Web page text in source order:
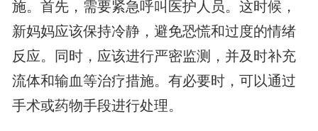
施。首先，需要紧急呼叫医护人员。这时候，
新妈妈应该保持冷静，避免恐慌和过度的情绪
反应。同时，应该进行严密监测，并及时补充
流体和输血等治疗措施。有必要时，可以通过
手术或药物手段进行处理。